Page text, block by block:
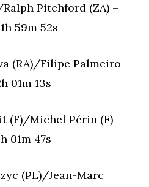
Pitchford (ZA) –
59m 52s
(RA)/Filipe Palmeiro
01m 13s
(F)/Michel Périn (F) –
01m 47s
(PL)/Jean-Marc